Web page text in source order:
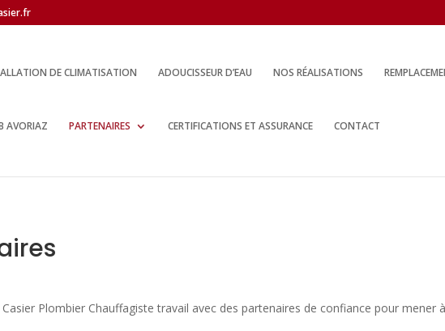
DE CLIMATISATION ADOUCISSEUR D’EAU NOS RÉALISATIONS
AVORIAZ PARTENAIRES CERTIFICATIONS ET ASSURANCE CONTACT
Plombier Chauffagiste travail avec des partenaires de confiance pour mener